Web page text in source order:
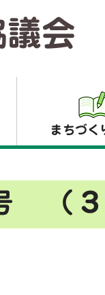
会
まちづく
（３